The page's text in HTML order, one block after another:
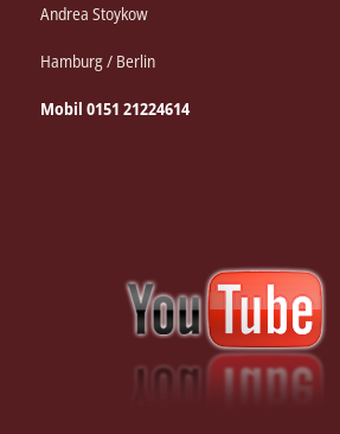
Andrea Stoykow
Hamburg / Berlin
Mobil 0151 21224614